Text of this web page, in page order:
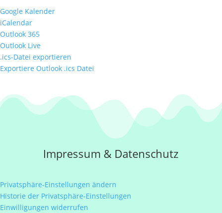
Google Kalender
iCalendar
Outlook 365
Outlook Live
.ics-Datei exportieren
Exportiere Outlook .ics Datei
Impressum & Datenschutz
Privatsphäre-Einstellungen ändern
Historie der Privatsphäre-Einstellungen
Einwilligungen widerrufen